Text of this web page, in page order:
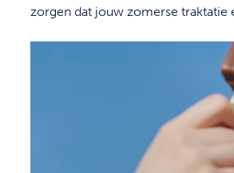
zorgen dat jouw zomerse traktatie